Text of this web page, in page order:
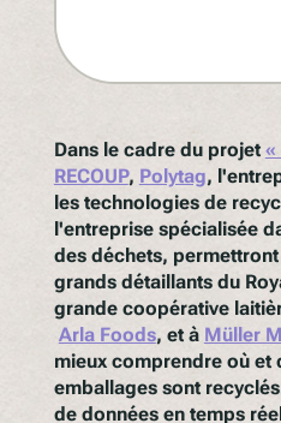
Dans le cadre du projet «
RECOUP, Polytag,
les technologies de
l'entreprise spécialisée
des déchets,
grands détaillants du
grande coopérative
Arla Foods, et à Müller
mieux comprendre où et
emballages sont
de données en temps